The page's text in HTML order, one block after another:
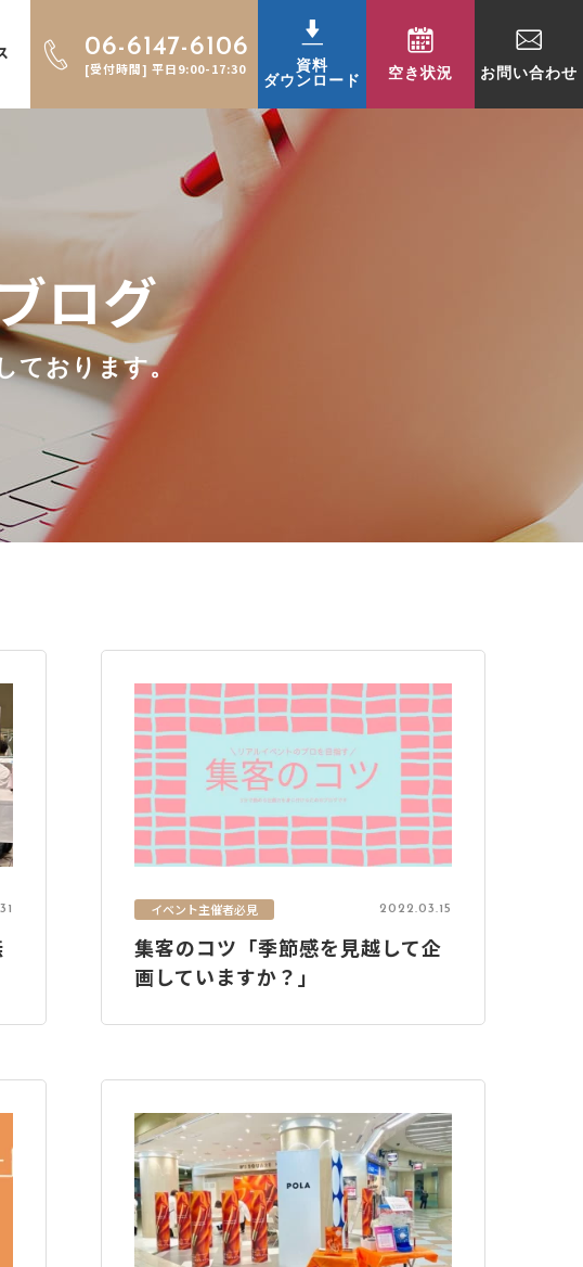
06-6147-6106
[受付時間] 平日9:00-17:30
資料
ダウンロード
空き状況 お問い合わせ
ログ
ております。
イベント主催者必見 2022.03.15
集客のコツ「季節感を見越して企
画していますか？」